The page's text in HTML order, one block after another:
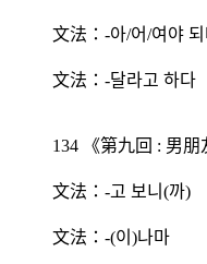
文法：-아/어/여야
文法：-달라고 하다
134 《第九回 : 男朋
文法：-고 보니(까)
文法：-(이)나마